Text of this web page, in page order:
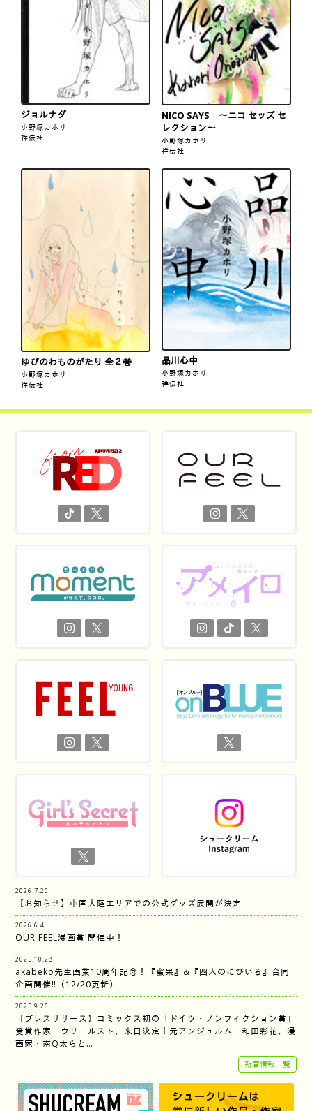
ジョルナダ
小野塚カホリ
祥伝社
NICO SAYS 〜ニコ セッズ セ
レクション〜
小野塚カホリ
祥伝社
ゆびのわものがたり 全２巻
小野塚カホリ
祥伝社
品川心中
小野塚カホリ
祥伝社
2026.7.20
【お知らせ】中国大陸エリアでの公式グッズ展開が決定
2026.6.4
OUR FEEL漫画賞 開催中！
2025.10.28
akabeko先生画業10周年記念！『蜜果』&『四人のにびいろ』合同
企画開催‼︎（12/20更新）
2025.9.26
【プレスリリース】コミックス初の「ドイツ・ノンフィクション賞」
受賞作家・ウリ・ルスト、来日決定！元アンジュルム・和田彩花、漫
画家・南Q太らと…
新着情報一覧